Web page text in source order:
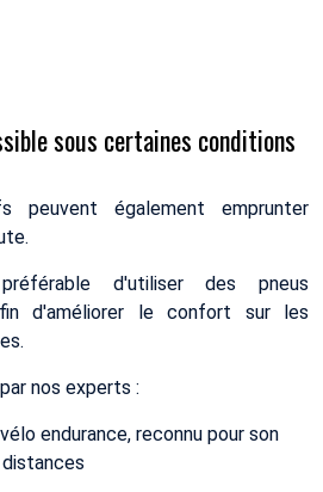
sous certaines conditions
peuvent également emprunter
d'utiliser des pneus
d'améliorer le confort sur les
nos experts :
endurance, reconnu pour son